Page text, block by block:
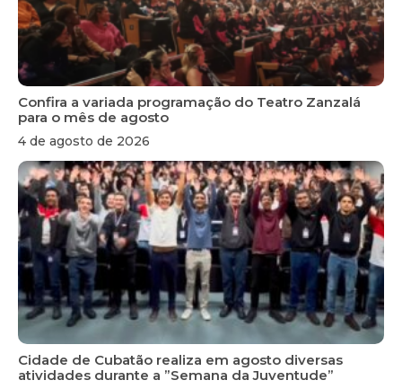
Confira a variada programação do Teatro Zanzalá
para o mês de agosto
4 de agosto de 2026
Cidade de Cubatão realiza em agosto diversas
atividades durante a ”Semana da Juventude”